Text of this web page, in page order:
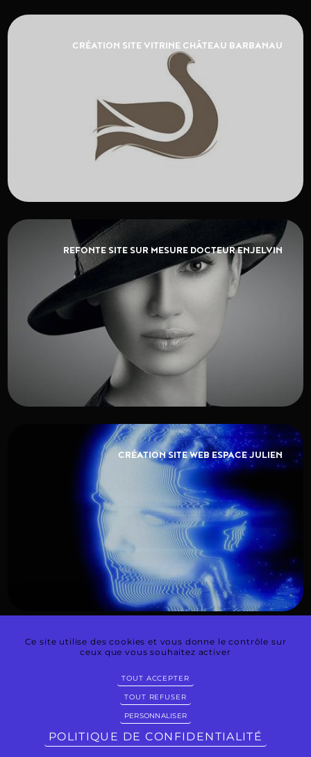
CRÉATION SITE VITRINE CHÂTEAU BARBANAU
REFONTE SITE SUR MESURE DOCTEUR ENJELVIN
CRÉATION SITE WEB ESPACE JULIEN
Ce site utilise des cookies et vous donne le contrôle sur
ceux que vous souhaitez activer
TOUT ACCEPTER
TOUT REFUSER
PERSONNALISER
POLITIQUE DE CONFIDENTIALITÉ